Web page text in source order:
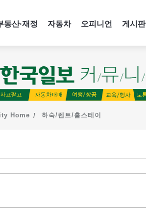
동산·재정 자동차 오피니언 게시판
Home 하숙/렌트/홈스테이